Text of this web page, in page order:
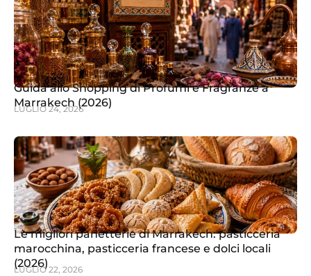
Guida allo Shopping di Profumi e Fragranze a
Marrakech (2026)
LUGLIO 24, 2026
Le migliori panetterie di Marrakech: pasticceria
marocchina, pasticceria francese e dolci locali
(2026)
LUGLIO 22, 2026